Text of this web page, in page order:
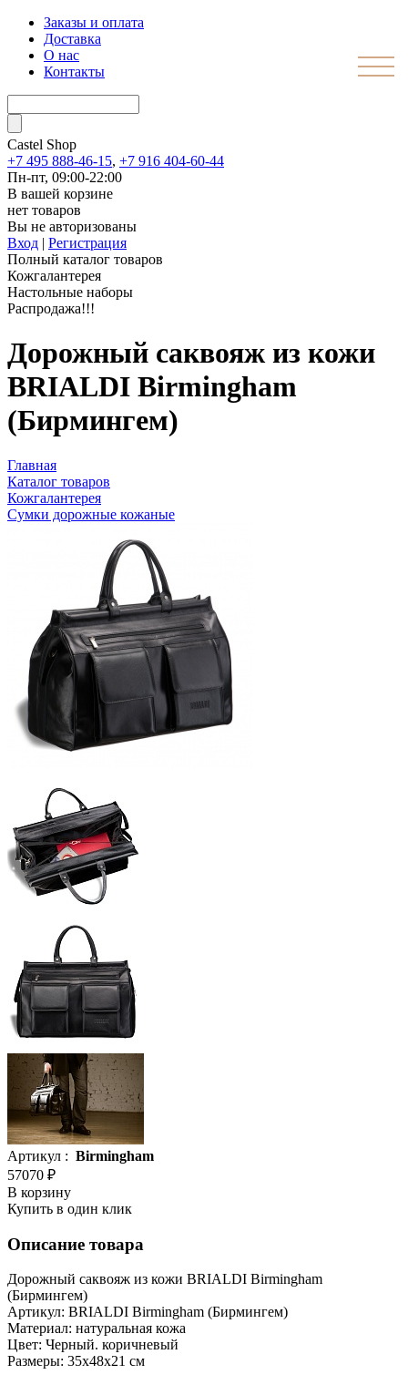
Заказы и оплата
Доставка
О нас
Контакты
Castel Shop
+7 495 888-46-15, +7 916 404-60-44
Пн-пт, 09:00-22:00
В вашей корзине
нет товаров
Вы не авторизованы
Вход | Регистрация
Полный каталог товаров
Кожгалантерея
Настольные наборы
Распродажа!!!
Дорожный саквояж из кожи
BRIALDI Birmingham
(Бирмингем)
Главная
Каталог товаров
Кожгалантерея
Сумки дорожные кожаные
Артикул : Birmingham
57070 ₽
В корзину
Купить в один клик
Описание товара
Дорожный саквояж из кожи BRIALDI Birmingham
(Бирмингем)
Артикул: BRIALDI Birmingham (Бирмингем)
Материал: натуральная кожа
Цвет: Черный. коричневый
Размеры: 35х48х21 см